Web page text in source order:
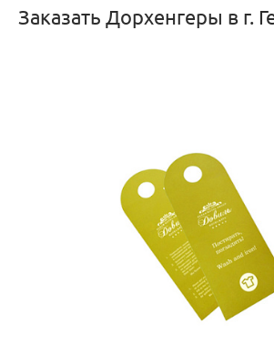
Заказать Дорхенгеры в г.